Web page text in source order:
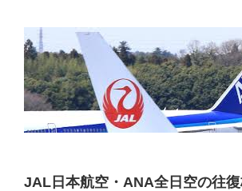
JAL日本航空・ANA全日空の往